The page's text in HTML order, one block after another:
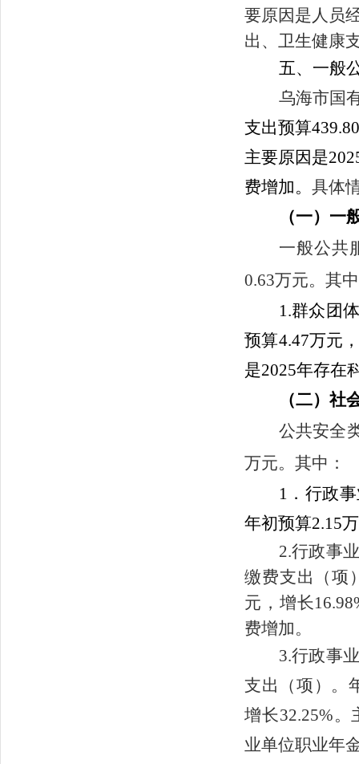
要原因是人员
出、卫生健康
五、一般
乌海市国
支出预算
主要原因是
费增加。具体
（一）一
一般公共
0.63万元。其
1.群众团
预算4.47万元
是2025年存在
（二）社
公共安全
万元。其中：
1． 行政
年初预算2.15
2.行政事
缴费支出（项
元，增长16.98
费增加。
3.行政事
支出（项）。
增长32.25%
业单位职业年